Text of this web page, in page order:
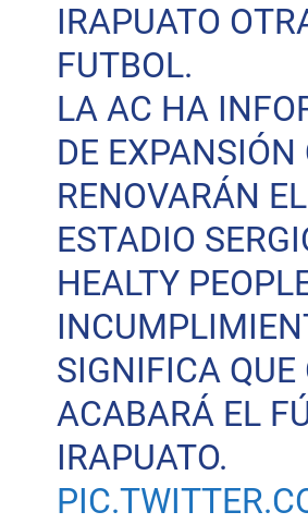
IRAPUATO
FUTBOL.
LA AC HA
DE EXPANSIÓN
RENOVARÁN
ESTADIO
HEALTY
SIGNIFICA QUE
ACABARÁ EL
IRAPUATO.